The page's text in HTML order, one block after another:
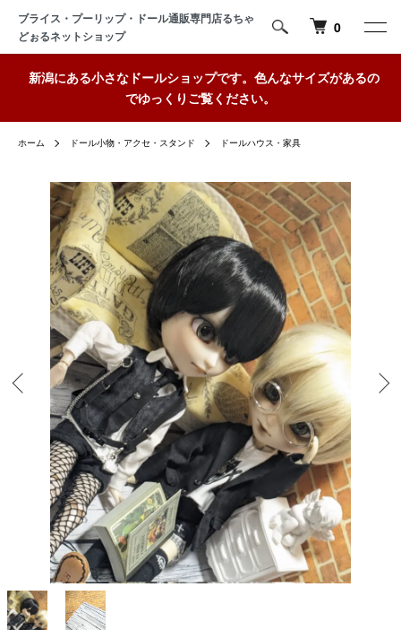
ブライス・プーリップ・ドール通販専門店るちゃ
どぉるネットショップ
0
新潟にある小さなドールショップです。色んなサイズがあるの
でゆっくりご覧ください。
ホーム ドール小物・アクセ・スタンド ドールハウス・家具